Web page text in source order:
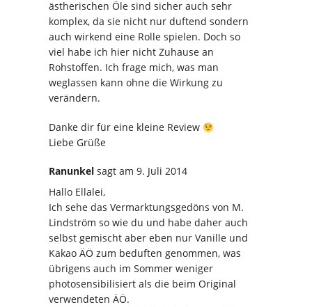
ästherischen Öle sind sicher auch sehr
komplex, da sie nicht nur duftend sondern
auch wirkend eine Rolle spielen. Doch so
viel habe ich hier nicht Zuhause an
Rohstoffen. Ich frage mich, was man
weglassen kann ohne die Wirkung zu
verändern.
Danke dir für eine kleine Review
Liebe Grüße
Ranunkel sagt am 9. Juli 2014
Hallo Ellalei,
Ich sehe das Vermarktungsgedöns von M.
Lindström so wie du und habe daher auch
selbst gemischt aber eben nur Vanille und
Kakao ÄÖ zum beduften genommen, was
übrigens auch im Sommer weniger
photosensibilisiert als die beim Original
verwendeten ÄÖ.